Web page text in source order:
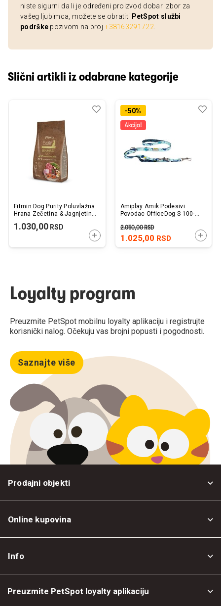
niste sigurni da li je određeni proizvod dobar izbor za
vašeg ljubimca, možete se obratiti PetSpot službi
podrške pozivom na broj+38163291722
Slični artikli iz odabrane kategorije
Fitmin Dog Purity Poluvlažna
Hrana Zečetina & Jagnjetina
1.030,00 RSD
DODAJTE U KORPU
Dodaj
Uporedi-50%
Amiplay Amik Podesivi
Povodac OfficeDog S 100-
1.025,00 RSD
2.050,00RSD
Loyalty program
Preuzmite PetSpot mobilnu loyalty aplikaciju i registrujte
korisnički nalog. Očekuju vas brojni popusti i pogodnosti.
Saznajte više
Prodajni objekti
Online kupovina
Info
Preuzmite PetSpot loyalty aplikaciju